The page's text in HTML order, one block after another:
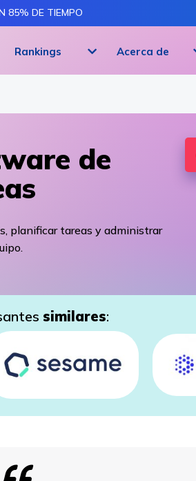
85% DE TIEMPO
Rankings Acerca de
de
planificar tareas y administrar
similares: